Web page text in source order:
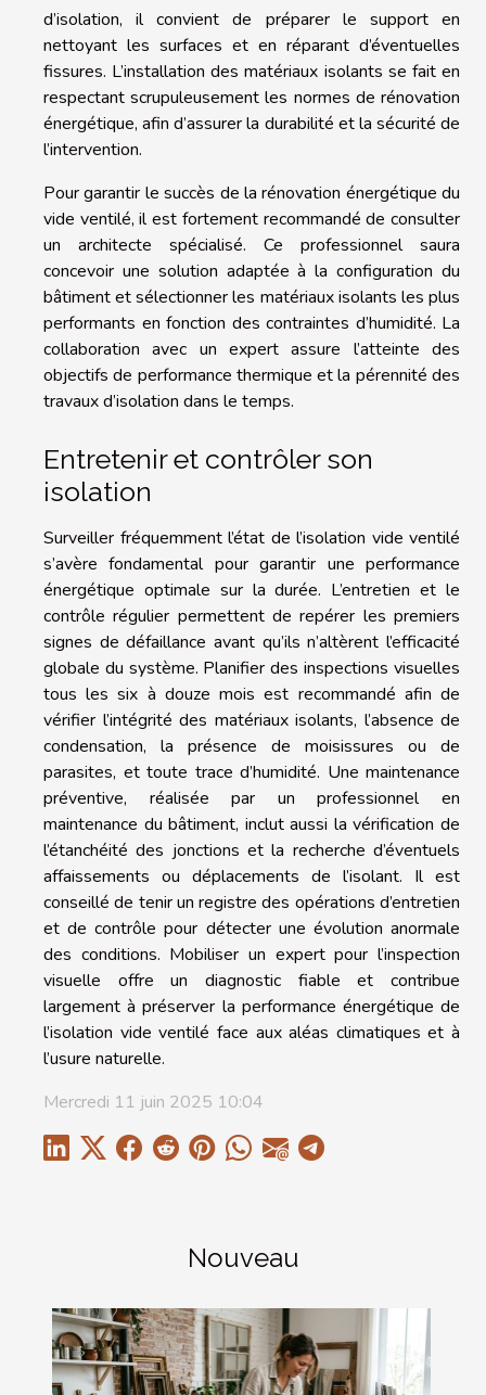
Nouveau
d’isolation, il convient de préparer le support en
nettoyant les surfaces et en réparant d’éventuelles
fissures. L’installation des matériaux isolants se fait en
respectant scrupuleusement les normes de rénovation
énergétique, afin d’assurer la durabilité et la sécurité de
l’intervention.
Pour garantir le succès de la rénovation énergétique du
vide ventilé, il est fortement recommandé de consulter
un architecte spécialisé. Ce professionnel saura
concevoir une solution adaptée à la configuration du
bâtiment et sélectionner les matériaux isolants les plus
performants en fonction des contraintes d’humidité. La
collaboration avec un expert assure l’atteinte des
objectifs de performance thermique et la pérennité des
travaux d’isolation dans le temps.
Entretenir et contrôler son
isolation
Surveiller fréquemment l’état de l’isolation vide ventilé
s’avère fondamental pour garantir une performance
énergétique optimale sur la durée. L’entretien et le
contrôle régulier permettent de repérer les premiers
signes de défaillance avant qu’ils n’altèrent l’efficacité
globale du système. Planifier des inspections visuelles
tous les six à douze mois est recommandé afin de
vérifier l’intégrité des matériaux isolants, l’absence de
condensation, la présence de moisissures ou de
parasites, et toute trace d’humidité. Une maintenance
préventive, réalisée par un professionnel en
maintenance du bâtiment, inclut aussi la vérification de
l’étanchéité des jonctions et la recherche d’éventuels
affaissements ou déplacements de l’isolant. Il est
conseillé de tenir un registre des opérations d’entretien
et de contrôle pour détecter une évolution anormale
des conditions. Mobiliser un expert pour l’inspection
visuelle offre un diagnostic fiable et contribue
largement à préserver la performance énergétique de
l’isolation vide ventilé face aux aléas climatiques et à
l’usure naturelle.
Mercredi 11 juin 2025 10:04